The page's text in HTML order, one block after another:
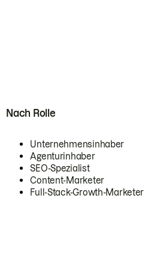
Nach Rolle
Unternehmensinhaber
Agenturinhaber
SEO-Spezialist
Content-Marketer
Full-Stack-Growth-Marketer